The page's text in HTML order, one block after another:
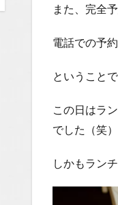
また、完全
電話での予
ということ
この日はラ
でした（笑）
しかもラン